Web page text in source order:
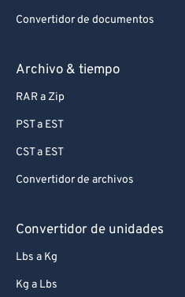
Convertidor de documentos
Archivo & tiempo
RAR a Zip
PST a EST
CST a EST
Convertidor de archivos
Convertidor de unidades
Lbs a Kg
Kg a Lbs